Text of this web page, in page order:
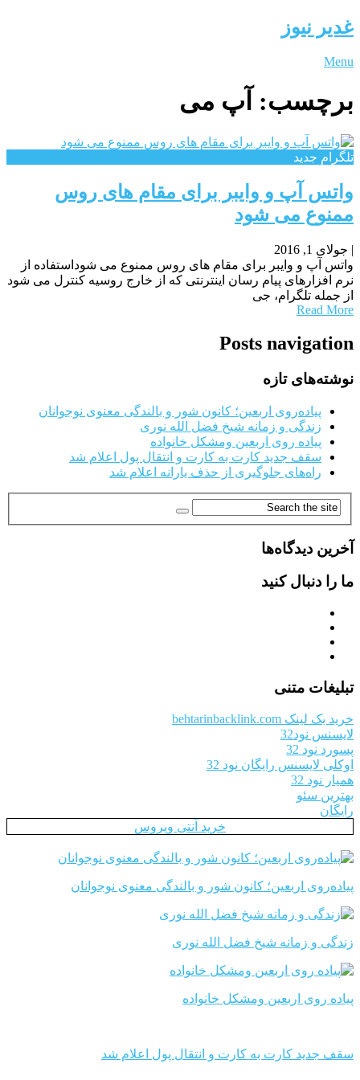
غدیر نیوز
Menu
برچسب: آپ می
تلگرام جدید
واتس آپ و وایبر برای مقام های روس
ممنوع می شود
| جولای 1, 2016
واتس آپ و وایبر برای مقام های روس ممنوع می شوداستفاده از
نرم افزارهای پیام رسان اینترنتی که از خارج روسیه کنترل می شود
از جمله تلگرام، جی
Read More
Posts navigation
نوشته‌های تازه
پیاده‌روی اربعین؛ کانون شور و بالندگی معنوی نوجوانان
زندگی و زمانه شیخ فضل الله نوری
پیاده روی اربعین ومشکل خانواده
سقف جدید کارت به کارت و انتقال پول اعلام شد
راه‌های جلوگیری از حذف یارانه اعلام شد
آخرین دیدگاه‌ها
ما را دنبال کنید
تبلیغات متنی
خرید بک لینک behtarinbacklink.com
لایسنس نود32
پسورد نود 32
اوکلی لایسنس رایگان نود 32
همیار نود 32
بهترین سئو
رایگان
خرید آنتی ویروس
پیاده‌روی اربعین؛ کانون شور و بالندگی معنوی نوجوانان
زندگی و زمانه شیخ فضل الله نوری
پیاده روی اربعین ومشکل خانواده
سقف جدید کارت به کارت و انتقال پول اعلام شد